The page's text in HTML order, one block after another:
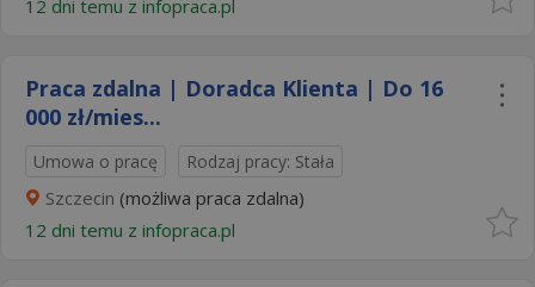
12 dni temu z infopraca.pl
Praca zdalna | Doradca Klienta | Do 16
000 zł/mies...
Umowa o pracę Rodzaj pracy: Stała
Szczecin (możliwa praca zdalna)
12 dni temu z infopraca.pl